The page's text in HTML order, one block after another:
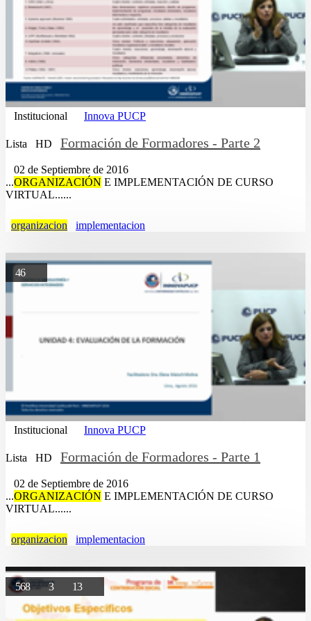
Institucional Innova PUCP
Lista HD Formación de Formadores - Parte 2
02 de Septiembre de 2016
...ORGANIZACIÓN E IMPLEMENTACIÓN DE CURSO
VIRTUAL......
organizacion implementacion
46
Institucional Innova PUCP
Lista HD Formación de Formadores - Parte 1
02 de Septiembre de 2016
...ORGANIZACIÓN E IMPLEMENTACIÓN DE CURSO
VIRTUAL......
organizacion implementacion
568 3 13